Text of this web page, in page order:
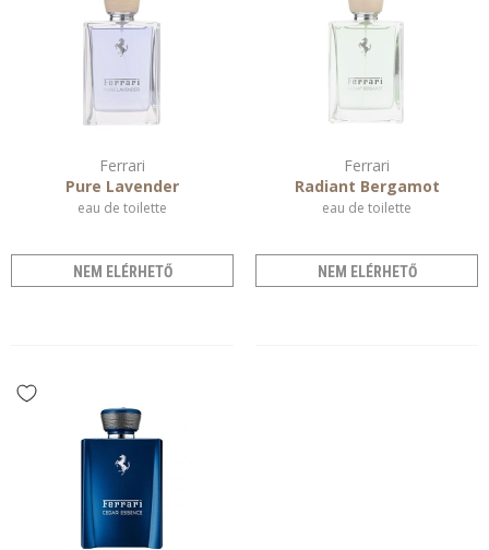
Ferrari
Pure Lavender
eau de toilette
NEM ELÉRHETŐ
Ferrari
Radiant Bergamot
eau de toilette
NEM ELÉRHETŐ